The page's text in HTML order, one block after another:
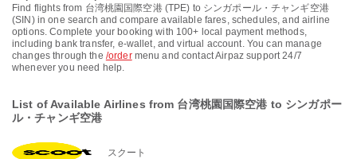
Find flights from 台湾桃園国際空港 (TPE) to シンガポール・チャンギ空港
(SIN) in one search and compare available fares, schedules, and airline
options. Complete your booking with 100+ local payment methods,
including bank transfer, e-wallet, and virtual account. You can manage
changes through the /ordermenu and contact Airpaz support 24/7
whenever you need help.
List of Available Airlines from 台湾桃園国際空港 to シンガポー
ル・チャンギ空港
スクート